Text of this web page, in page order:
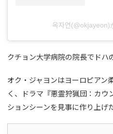
クチョン大学病院の院長でドハ
オク・ジャヨンはヨーロピアン
く、ドラマ『悪霊狩猟団：カウ
ションシーンを見事に作り上げ